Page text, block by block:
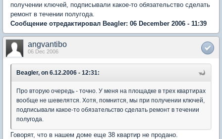
получении ключей, подписывали какое-то обязательство сделать
ремонт в течении полугода.
Сообщение отредактировал Beagler: 06 December 2006 - 11:39
angvantibo
06 Dec 2006
Beagler, on 6.12.2006 - 12:31:
Про вторую очередь - точно. У меня на площадке в трех квартирах
вообще не шевелятся. Хотя, помнится, мы при получении ключей,
подписывали какое-то обязательство сделать ремонт в течении
полугода.
Говорят, что в нашем доме еще 38 квартир не продано.